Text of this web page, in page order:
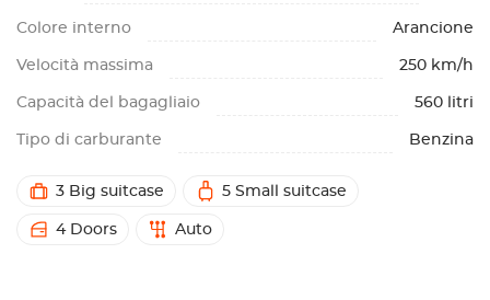
Colore interno Arancione
Velocità massima 250 km/h
Capacità del bagagliaio 560 litri
Tipo di carburante Benzina
3 Big suitcase 5 Small suitcase
4 Doors Auto